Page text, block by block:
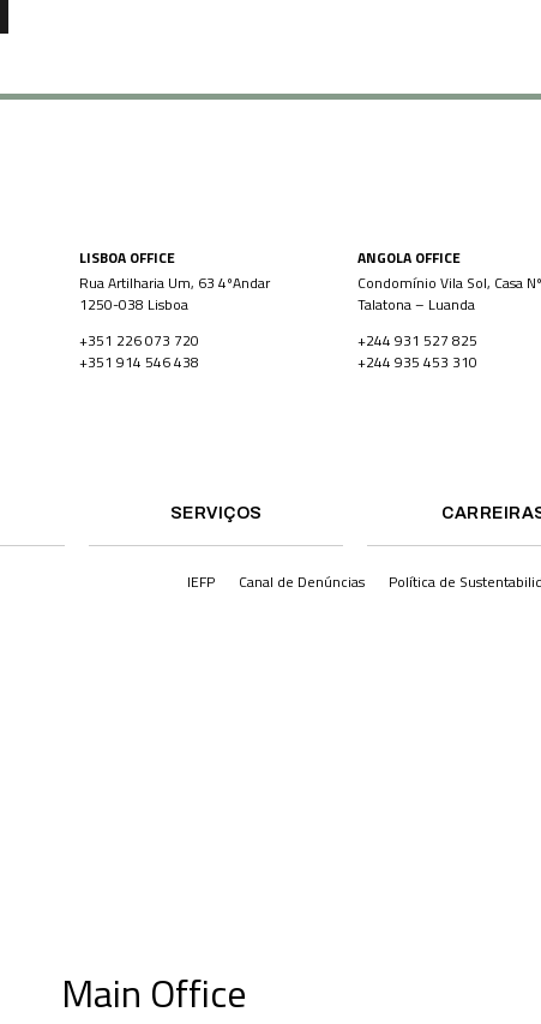
LISBOA OFFICE
Rua Artilharia Um, 63 4ºAndar
1250-038 Lisboa
+351 226 073 720
+351 914 546 438
ANGOLA OFFICE
Condomínio Vila Sol, Casa
Talatona – Luanda
+244 931 527 825
+244 935 453 310
SERVIÇOS
IEFP Canal de Denúncias Política de
Main Office